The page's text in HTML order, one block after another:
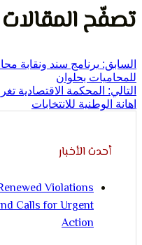
المقالات
برنامج سند ونقابة محامين
بحلوان
للانتخابات
الأخبار
of Renewed Violations
and Calls for Urgent